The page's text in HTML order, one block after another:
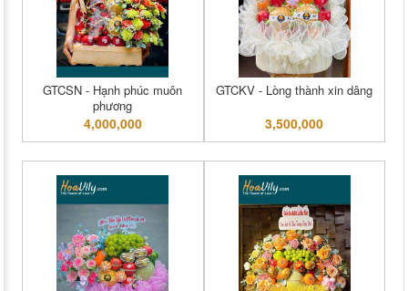
GTCSN - Hạnh phúc muôn
phương
4,000,000
GTCKV - Lòng thành xin dâng
3,500,000